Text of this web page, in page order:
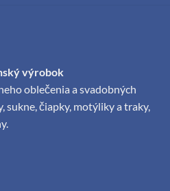
výrobok
oblečenia a svadobných
sukne, čiapky, motýliky a traky,